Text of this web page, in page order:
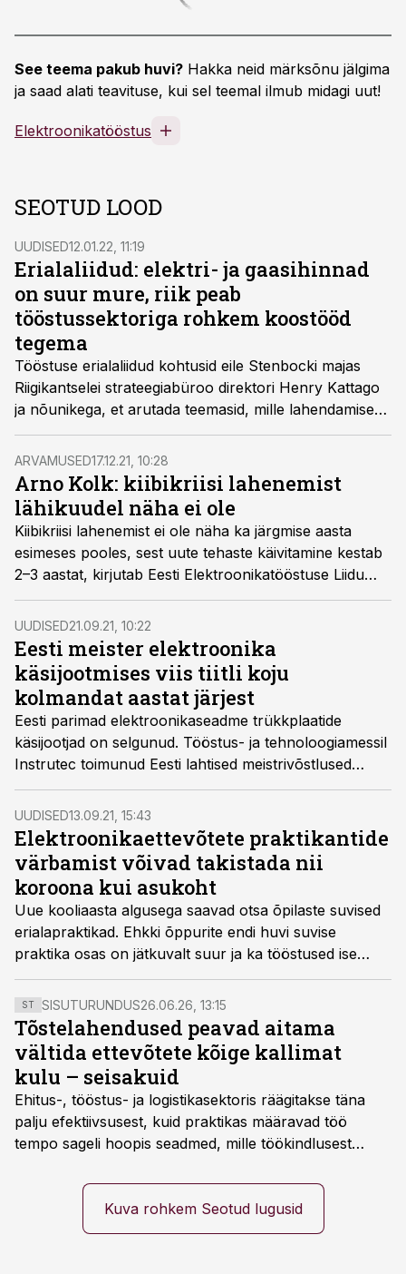
See teema pakub huvi? Hakka neid märksõnu jälgima
ja saad alati teavituse, kui sel teemal ilmub midagi uut!
Elektroonikatööstus
SEOTUD LOOD
UUDISED12.01.22, 11:19
Erialaliidud: elektri- ja gaasihinnad
on suur mure, riik peab
tööstussektoriga rohkem koostööd
tegema
Tööstuse erialaliidud kohtusid eile Stenbocki majas
Riigikantselei strateegiabüroo direktori Henry Kattago
ja nõunikega, et arutada teemasid, mille lahendamiseks
peaksid tööstus ja avalik sektor senisest rohkem
koostööd tegema.
ARVAMUSED17.12.21, 10:28
Arno Kolk: kiibikriisi lahenemist
lähikuudel näha ei ole
Kiibikriisi lahenemist ei ole näha ka järgmise aasta
esimeses pooles, sest uute tehaste käivitamine kestab
2–3 aastat, kirjutab Eesti Elektroonikatööstuse Liidu
juht Arno Kolk.
UUDISED21.09.21, 10:22
Eesti meister elektroonika
käsijootmises viis tiitli koju
kolmandat aastat järjest
Eesti parimad elektroonikaseadme trükkplaatide
käsijootjad on selgunud. Tööstus- ja tehnoloogiamessil
Instrutec toimunud Eesti lahtised meistrivõstlused
käsijootmises võitis kolmandat aastat järjest Timmo
Antso, kes kasutab oma oskusi igapäevaselt Scanfili
Pärnu tehases.
UUDISED13.09.21, 15:43
Elektroonikaettevõtete praktikantide
värbamist võivad takistada nii
koroona kui asukoht
Uue kooliaasta algusega saavad otsa õpilaste suvised
erialapraktikad. Ehkki õppurite endi huvi suvise
praktika osas on jätkuvalt suur ja ka tööstused ise
kasutaks suvist lisatööjõudu hea meelega, siis paraku
ei saa nõudlus ja pakkumine alati kokku. Oma
kogemust praktikantide värbamisel lõppeval suvel
jagab kaks Eesti Elektroonikatööstuse Liidu ettevõtet -
Ouman Estonia OÜ ja Stoneridge Electronics AS.
ST SISUTURUNDUS26.06.26, 13:15
Tõstelahendused peavad aitama
vältida ettevõtete kõige kallimat
kulu – seisakuid
Ehitus-, tööstus- ja logistikasektoris räägitakse täna
palju efektiivsusest, kuid praktikas määravad töö
tempo sageli hoopis seadmed, mille töökindlusest
seisab, töö katkeb või masin ei vasta töötingimustele,
ei tähenda see ettevõtte jaoks ainult tehnilist
probleemi, vaid otsest rahalist kulu, venivaid tähtaegu
Kuva rohkem Seotud lugusid